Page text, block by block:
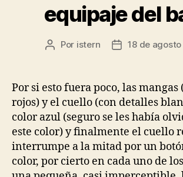
equipaje del
Autor
entrada
Por istern
Fecha
entrada
18 de
Por si esto fuera poco, las
rojos) y el cuello (con detalles
color azul (seguro se les había
este color) y finalmente el cuello
interrumpe a la mitad por un
color, por cierto en cada uno de